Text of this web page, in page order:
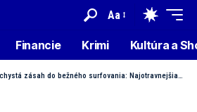
Aa
Financie Krimi Kultúra a
zásah do bežného surfovania: Najotravnejšia prekážka internetu má zmiznúť